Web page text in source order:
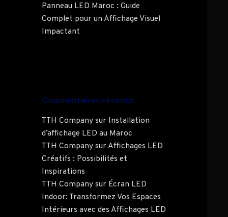
Panneau LED Maroc : Guide
Complet pour un Affichage Visuel
Impactant
Commentaires récents
TTH Company sur Installation
d’affichage LED au Maroc
TTH Company sur Affichages LED
Créatifs : Possibilités et
Inspirations
TTH Company sur Écran LED
Indoor: Transformez Vos Espaces
Intérieurs avec des Affichages LED